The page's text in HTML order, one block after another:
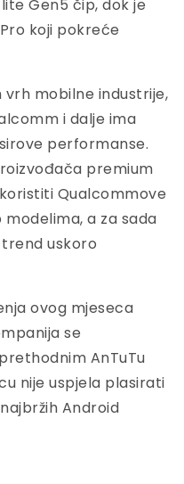
Gen5 čip, dok je
koji pokreće
mobilne industrije,
i dalje ima
performanse.
premium
Qualcommove
a za sada
uskoro
ovog mjeseca
se
AnTuTu
nije uspjela plasirati
Android